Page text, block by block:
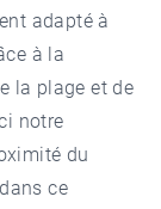
adapté à
à la
la plage et de
notre
du
ce